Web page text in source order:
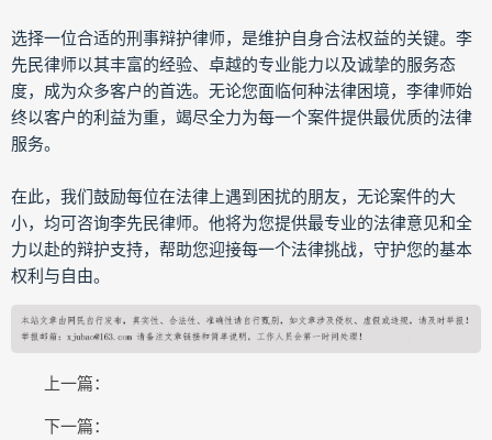
选择一位合适的刑事辩护律师，是维护自身合法权益的关键。李
先民律师以其丰富的经验、卓越的专业能力以及诚挚的服务态
度，成为众多客户的首选。无论您面临何种法律困境，李律师始
终以客户的利益为重，竭尽全力为每一个案件提供最优质的法律
服务。
在此，我们鼓励每位在法律上遇到困扰的朋友，无论案件的大
小，均可咨询李先民律师。他将为您提供最专业的法律意见和全
力以赴的辩护支持，帮助您迎接每一个法律挑战，守护您的基本
权利与自由。
上一篇：
下一篇：